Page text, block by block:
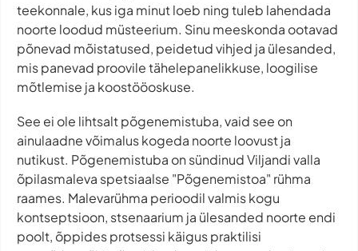
teekonnale, kus iga minut loeb ning tuleb lahendada
noorte loodud müsteerium. Sinu meeskonda ootavad
põnevad mõistatused, peidetud vihjed ja ülesanded,
mis panevad proovile tähelepanelikkuse, loogilise
mõtlemise ja koostööoskuse.
See ei ole lihtsalt põgenemistuba, vaid see on
ainulaadne võimalus kogeda noorte loovust ja
nutikust. Põgenemistuba on sündinud Viljandi valla
õpilasmaleva spetsiaalse "Põgenemistoa" rühma
raames. Malevarühma perioodil valmis kogu
kontseptsioon, stsenaarium ja ülesanded noorte endi
poolt, õppides protsessi käigus praktilisi